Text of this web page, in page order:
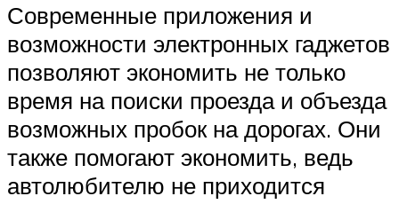
Современные приложения и
возможности электронных гаджетов
позволяют экономить не только
время на поиски проезда и объезда
возможных пробок на дорогах. Они
также помогают экономить, ведь
автолюбителю не приходится